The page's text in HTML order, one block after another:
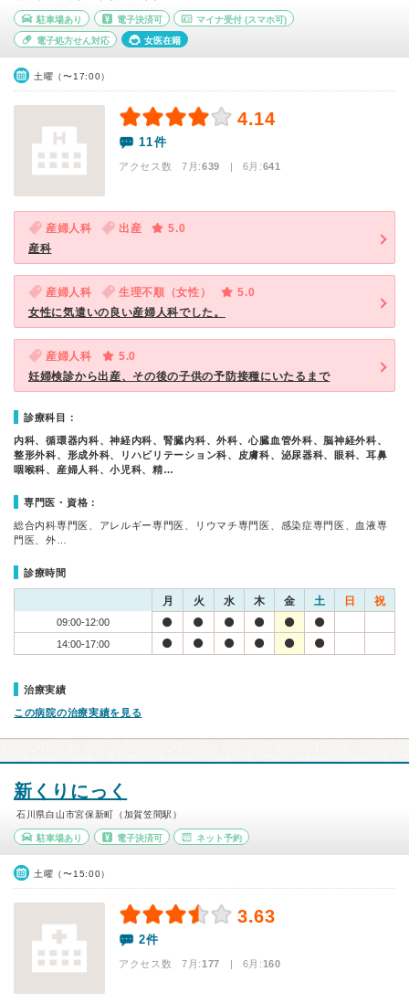
駐車場あり 電子決済可 マイナ受付 (スマホ可)
電子処方せん対応 女医在籍
土曜（〜17:00）
4.14
11件
アクセス数 7月:639 | 6月:641
産婦人科 出産
5.0
産科
産婦人科 生理不順（女性）
5.0
女性に気遣いの良い産婦人科でした。
産婦人科
5.0
妊婦検診から出産、その後の子供の予防接種にいたるまで
診療科目：
内科、循環器内科、神経内科、腎臓内科、外科、心臓血管外科、脳神経外科、
整形外科、形成外科、リハビリテーション科、皮膚科、泌尿器科、眼科、耳鼻
咽喉科、産婦人科、小児科、精…
専門医・資格：
総合内科専門医、アレルギー専門医、リウマチ専門医、感染症専門医、血液専
門医、外…
診療時間
月 火 水 木 金 土 日 祝
09:00-12:00
14:00-17:00
治療実績
この病院の治療実績を見る
新くりにっく
石川県白山市宮保新町（加賀笠間駅）
駐車場あり 電子決済可 ネット予約
土曜（〜15:00）
3.63
2件
アクセス数 7月:177 | 6月:160